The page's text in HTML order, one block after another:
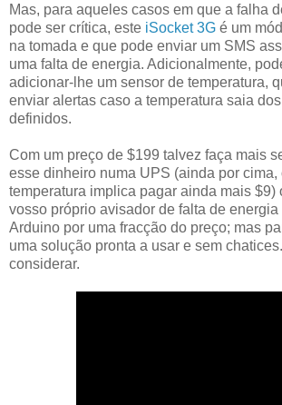
Mas, para aqueles casos em que a falha
pode ser crítica, este iSocket 3G é um
na tomada e que pode enviar um SMS
uma falta de energia. Adicionalmente,
adicionar-lhe um sensor de temperatura,
enviar alertas caso a temperatura saia
definidos.
Com um preço de $199 talvez faça mais
esse dinheiro numa UPS (ainda por cima,
temperatura implica pagar ainda mais $9)
vosso próprio avisador de falta de
Arduino por uma fracção do preço; mas
uma solução pronta a usar e sem
considerar.